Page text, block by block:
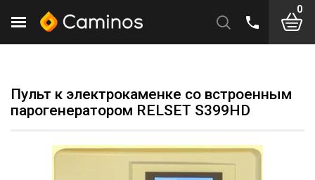
0
Пульт к электрокаменке со встроенным
парогенератором RELSET S399HD